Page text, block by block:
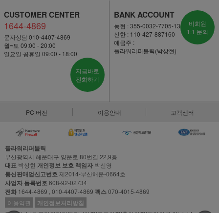
CUSTOMER CENTER
1644-4869
문자상담 010-4407-4869
월~토 09:00 - 20:00
일요일·공휴일 09:00 - 18:00
지금바로
전화하기
BANK ACCOUNT
농협 : 355-0032-7705-13
신한 : 110-427-887160
예금주 :
플라워리퍼블릭(박상현)
비회원
1:1 문의
PC 버전 이용안내 고객센터
플라워리퍼블릭
부산광역시 해운대구 양운로 80번길 22,9층
대표 박상현 개인정보 보호 책임자 박신영
통신판매업신고번호제2014-부산해운-0664호
사업자 등록번호608-92-02734
전화 1644-4869 , 010-4407-4869 팩스070-4015-4869
이용약관
개인정보처리방침